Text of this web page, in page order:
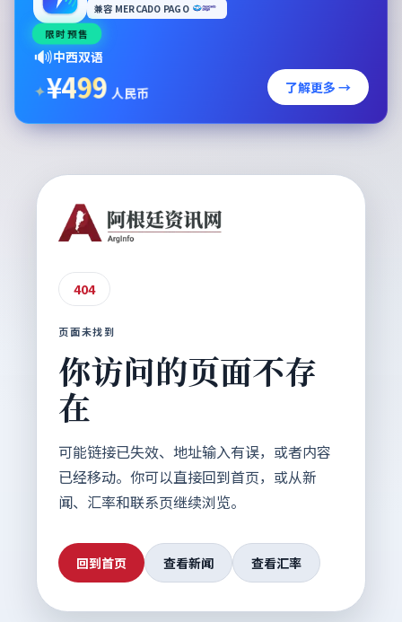
兼容 MERCADO PAGO
限时预售
🔊中西双语
✦¥499 人民币 了解更多 →
404
页面未找到
你访问的页面不存
在
可能链接已失效、地址输入有误，或者内容
已经移动。你可以直接回到首页，或从新
闻、汇率和联系页继续浏览。
回到首页 查看新闻 查看汇率